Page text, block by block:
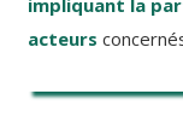
impliquant la
acteurs